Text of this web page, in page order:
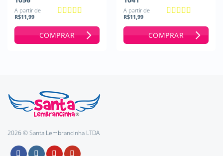
A partir de
R$11,99
COMPRAR
A partir de
R$11,99
COMPRAR
2026 © Santa Lembrancinha LTDA